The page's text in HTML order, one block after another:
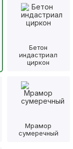
Бетон
индастриал
циркон
Мрамор
сумеречный